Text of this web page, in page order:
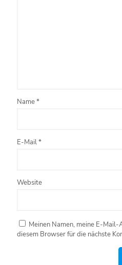
Name*
E-Mail*
Website
Meinen Namen, meine E-
diesem Browser für die nächste